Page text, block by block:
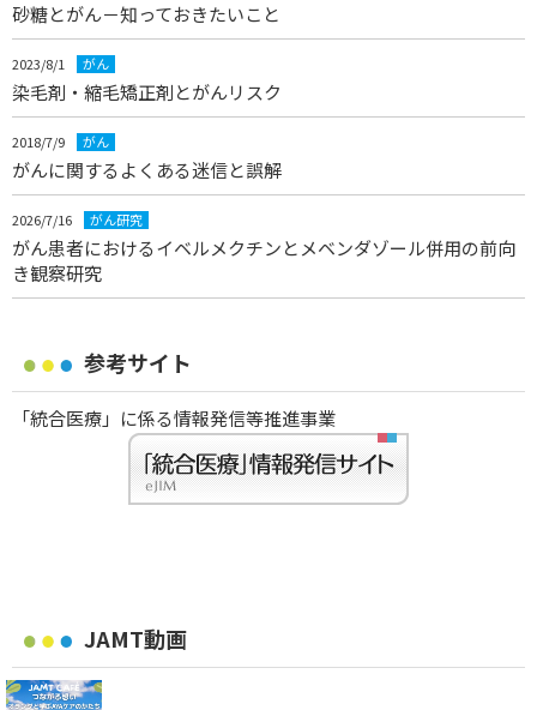
砂糖とがん－知っておきたいこと
2023/8/1 がん
染毛剤・縮毛矯正剤とがんリスク
2018/7/9 がん
がんに関するよくある迷信と誤解
2026/7/16 がん研究
がん患者におけるイベルメクチンとメベンダゾール併用の前向
き観察研究
参考サイト
「統合医療」に係る情報発信等推進事業
JAMT動画